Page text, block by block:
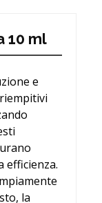
10 ml
e
efficienza.
la